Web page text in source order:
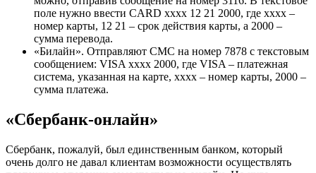
поле нужно ввести CARD хххх 12 21 2000, где хххх –
номер карты, 12 21 – срок действия карты, а 2000 –
сумма перевода.
«Билайн». Отправляют СМС на номер 7878 с текстовым
сообщением: VISA хххх 2000, где VISA – платежная
система, указанная на карте, хххх – номер карты, 2000 –
сумма платежа.
«Сбербанк-онлайн»
Сбербанк, пожалуй, был единственным банком, который
очень долго не давал клиентам возможности осуществлять